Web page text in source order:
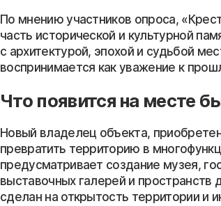
По мнению участников опроса,
часть исторической и культурной
с архитектурой, эпохой и судьбой
воспринимается как уважение к
Что появится на месте
Новый владелец объекта,
превратить территорию в
предусматривает создание музея,
выставочных галерей и пространств
сделан на открытость территории и